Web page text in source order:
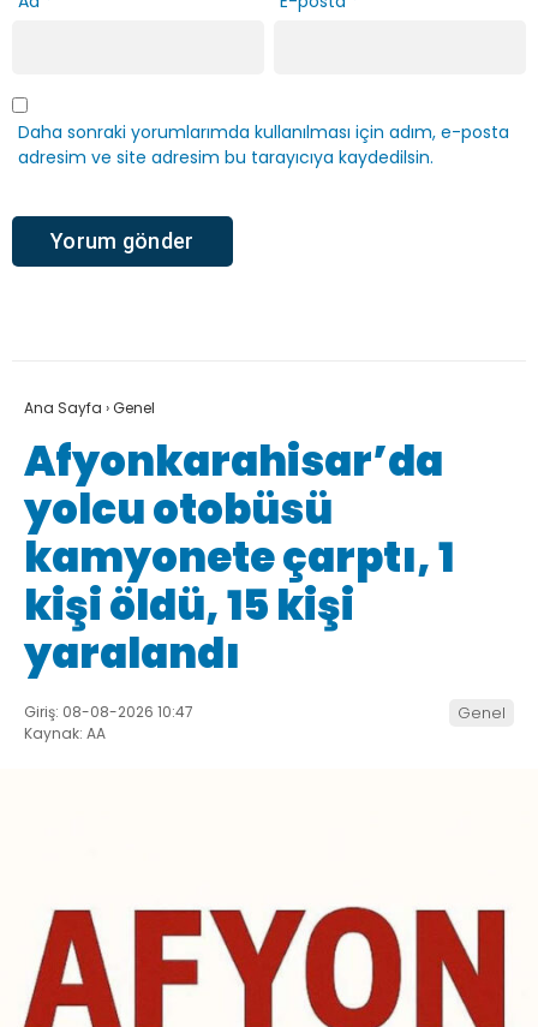
Daha sonraki yorumlarımda kullanılması için adım, e-posta
adresim ve site adresim bu tarayıcıya kaydedilsin.
Ana Sayfa ›Genel
Afyonkarahisar’da
yolcu otobüsü
kamyonete çarptı, 1
kişi öldü, 15 kişi
yaralandı
Giriş: 08-08-2026 10:47
Kaynak: AA
Genel